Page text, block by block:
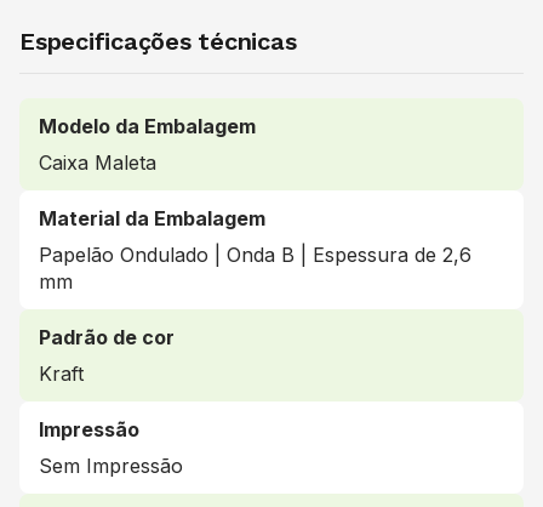
Especificações técnicas
Modelo da Embalagem
Caixa Maleta
Material da Embalagem
Papelão Ondulado | Onda B | Espessura de 2,6
mm
Padrão de cor
Kraft
Impressão
Sem Impressão